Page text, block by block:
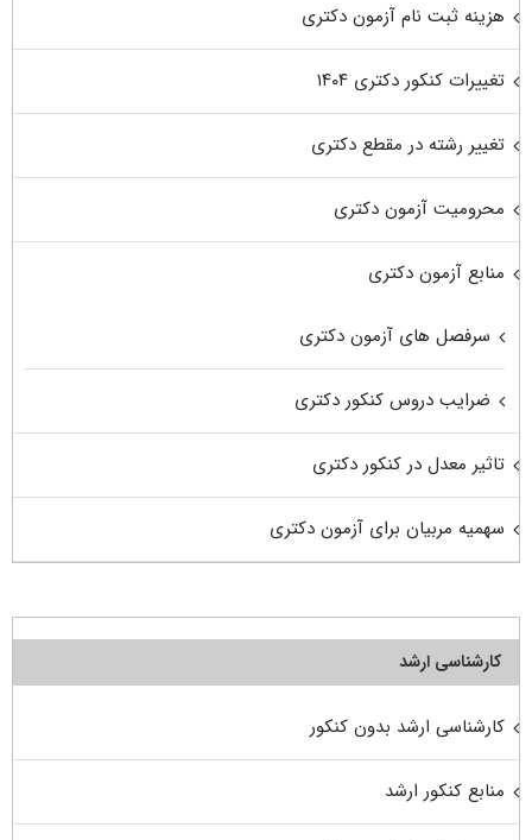
هزینه ثبت نام آزمون دکتری
تغییرات کنکور دکتری ۱۴۰۴
تغییر رشته در مقطع دکتری
محرومیت آزمون دکتری
منابع آزمون دکتری
سرفصل های آزمون دکتری
ضرایب دروس کنکور دکتری
تاثیر معدل در کنکور دکتری
سهمیه مربیان برای آزمون دکتری
کارشناسی ارشد
کارشناسی ارشد بدون کنکور
منابع کنکور ارشد